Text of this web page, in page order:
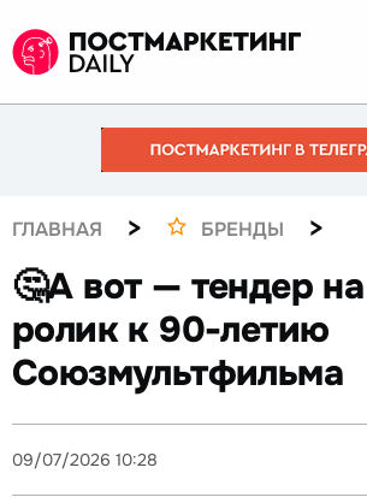
ГЛАВНАЯ > БРЕНДЫ >
🤔А вот — тендер
ролик к 90-летию
Союзмультфильма
09/07/2026 10:28